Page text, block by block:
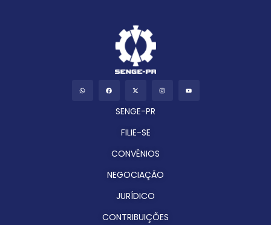
SENGE-PR
FILIE-SE
CONVÊNIOS
NEGOCIAÇÃO
JURÍDICO
CONTRIBUIÇÕES